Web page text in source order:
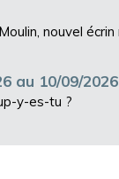
nouvel
au 10/09/2026
y-es-tu ?